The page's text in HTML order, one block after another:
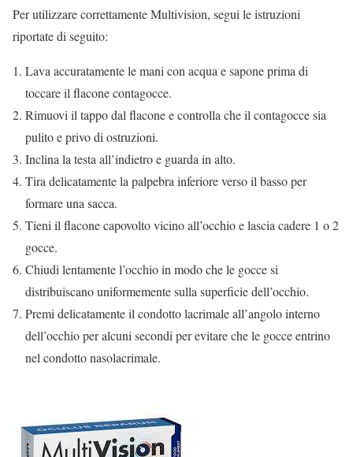
Per utilizzare correttamente Multivision, segui le istruzioni
riportate di seguito:
Lava accuratamente le mani con acqua e sapone prima di
toccare il flacone contagocce.
Rimuovi il tappo dal flacone e controlla che il contagocce sia
pulito e privo di ostruzioni.
Inclina la testa all’indietro e guarda in alto.
Tira delicatamente la palpebra inferiore verso il basso per
formare una sacca.
Tieni il flacone capovolto vicino all’occhio e lascia cadere 1 o 2
gocce.
Chiudi lentamente l’occhio in modo che le gocce si
distribuiscano uniformemente sulla superficie dell’occhio.
Premi delicatamente il condotto lacrimale all’angolo interno
dell’occhio per alcuni secondi per evitare che le gocce entrino
nel condotto nasolacrimale.